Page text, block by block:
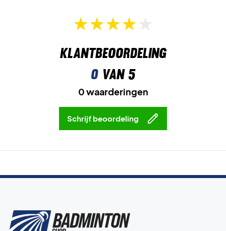
Klantbeoordeling
0van 5
0 waarderingen
Schrijf beoordeling